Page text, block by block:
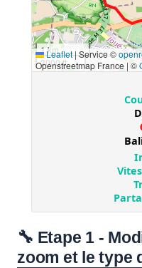
🔧 Etape 1 -
zoom et le type